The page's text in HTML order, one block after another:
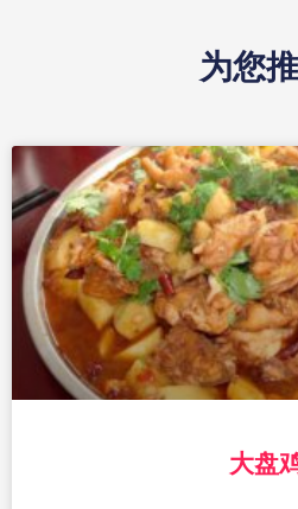
为您
大盘